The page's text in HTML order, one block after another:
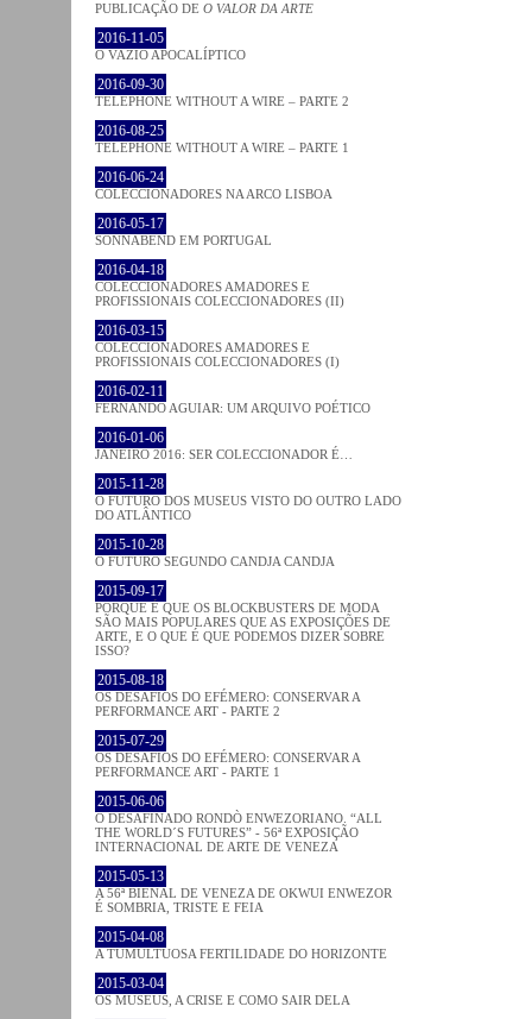
PUBLICAÇÃO DE O VALOR DA ARTE
2016-11-05
O VAZIO APOCALÍPTICO
2016-09-30
TELEPHONE WITHOUT A WIRE – PARTE 2
2016-08-25
TELEPHONE WITHOUT A WIRE – PARTE 1
2016-06-24
COLECCIONADORES NA ARCO LISBOA
2016-05-17
SONNABEND EM PORTUGAL
2016-04-18
COLECCIONADORES AMADORES E
PROFISSIONAIS COLECCIONADORES (II)
2016-03-15
COLECCIONADORES AMADORES E
PROFISSIONAIS COLECCIONADORES (I)
2016-02-11
FERNANDO AGUIAR: UM ARQUIVO POÉTICO
2016-01-06
JANEIRO 2016: SER COLECCIONADOR É…
2015-11-28
O FUTURO DOS MUSEUS VISTO DO OUTRO LADO
DO ATLÂNTICO
2015-10-28
O FUTURO SEGUNDO CANDJA CANDJA
2015-09-17
PORQUE É QUE OS BLOCKBUSTERS DE MODA
SÃO MAIS POPULARES QUE AS EXPOSIÇÕES DE
ARTE, E O QUE É QUE PODEMOS DIZER SOBRE
ISSO?
2015-08-18
OS DESAFIOS DO EFÉMERO: CONSERVAR A
PERFORMANCE ART - PARTE 2
2015-07-29
OS DESAFIOS DO EFÉMERO: CONSERVAR A
PERFORMANCE ART - PARTE 1
2015-06-06
O DESAFINADO RONDÒ ENWEZORIANO. “ALL
THE WORLD´S FUTURES” - 56ª EXPOSIÇÃO
INTERNACIONAL DE ARTE DE VENEZA
2015-05-13
A 56ª BIENAL DE VENEZA DE OKWUI ENWEZOR
É SOMBRIA, TRISTE E FEIA
2015-04-08
A TUMULTUOSA FERTILIDADE DO HORIZONTE
2015-03-04
OS MUSEUS, A CRISE E COMO SAIR DELA